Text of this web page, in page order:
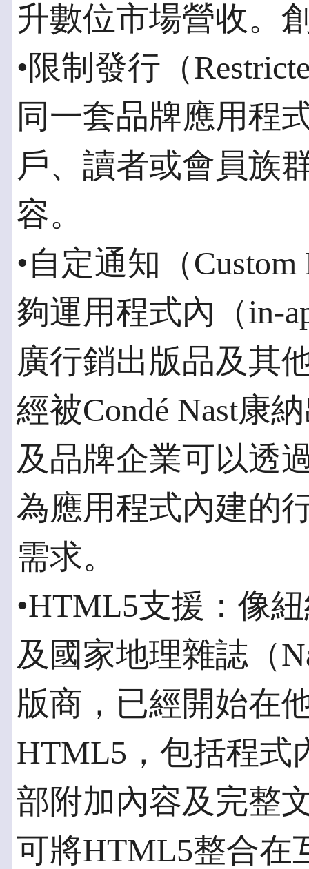
升數位市場營收。
•限制發行（
同一套品牌應用程
戶、讀者或會員族
容。
•自定通知（
夠運用程式內（in-
廣行銷出版品及其
經被Condé Nast康
及品牌企業可以透
為應用程式內建的
需求。
•HTML5支援：像
及國家地理雜誌（
版商，已經開始在
HTML5，包括程式
部附加內容及完整
可將HTML5整合在